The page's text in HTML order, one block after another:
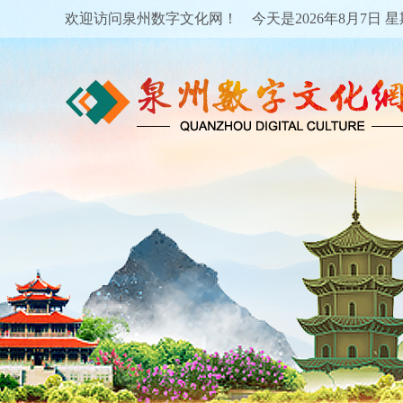
欢迎访问泉州数字文化网！ 今天是2026年8月7日